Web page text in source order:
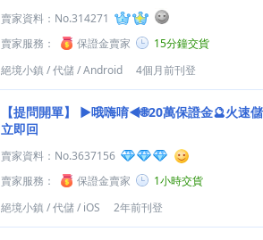
賣家資料： No.314271
賣家服務：
保證金賣家
15分鐘交貨
絕境小鎮 /代儲/Android 4個月前刊登
【提問開單】
►哦嗨唷◄🌐20萬保證金🔮火速
立即回
賣家資料： No.3637156
賣家服務：
保證金賣家
1小時交貨
絕境小鎮 /代儲/ iOS 2年前刊登